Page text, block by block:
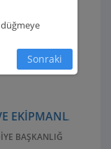
EKİPMANLARI
BAŞKANLIĞI
Sonraki